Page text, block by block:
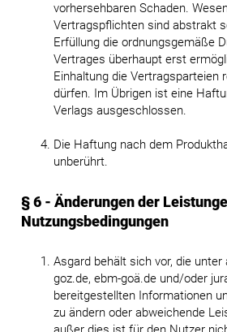
vorhersehbaren Schaden.
Vertragspflichten sind abstrakt
Erfüllung die ordnungsgemäße
Vertrages überhaupt erst
Einhaltung die Vertragsparteien
dürfen. Im Übrigen ist eine
Verlags ausgeschlossen.
Die Haftung nach dem
unberührt.
§ 6 - Änderungen der
Nutzungsbedingungen
Asgard behält sich vor, die unter
goz.de, ebm-goä.de und/oder
bereitgestellten Informationen
zu ändern oder abweichende